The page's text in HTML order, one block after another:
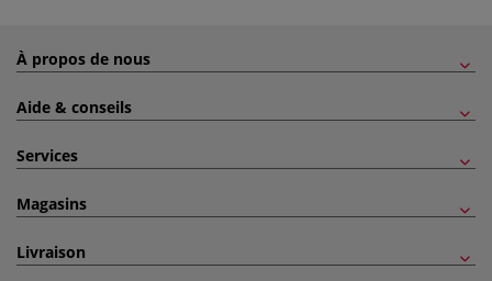
À propos de nous
Aide & conseils
Services
Magasins
Livraison